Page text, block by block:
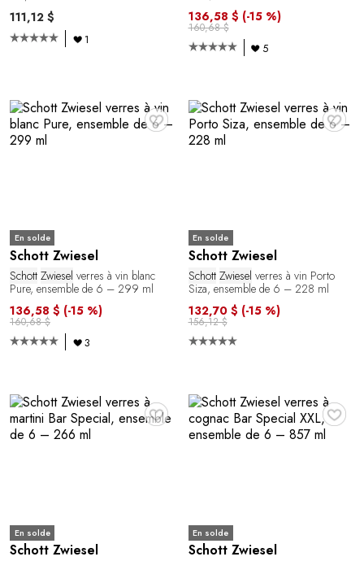
111,12 $
1
136,58 $ (-15 %)
160,68 $
5
♥
En solde
Schott Zwiesel
Schott Zwiesel verres à vin blanc
Pure, ensemble de 6 – 299 ml
136,58 $ (-15 %)
160,68 $
3
♥
En solde
Schott Zwiesel
Schott Zwiesel verres à vin Porto
Siza, ensemble de 6 – 228 ml
132,70 $ (-15 %)
156,12 $
♥
En solde
Schott Zwiesel
♥
En solde
Schott Zwiesel